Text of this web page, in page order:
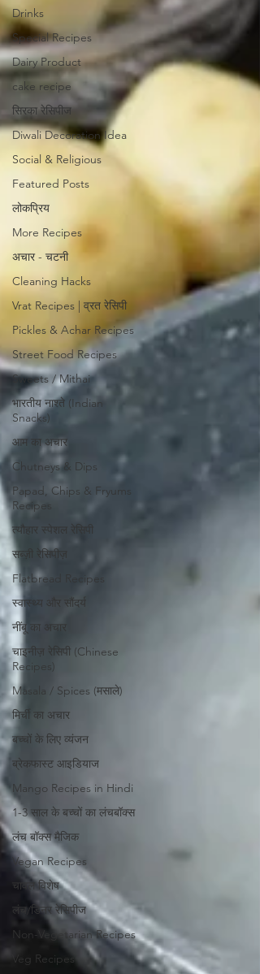
Drinks
Special Recipes
Dairy Product
cake recipe
सिरका रेसिपीज
Diwali Decoration Idea
Social & Religious
Featured Posts
लोकप्रिय
More Recipes
अचार - चटनी
Cleaning Hacks
Vrat Recipes | व्रत रेसिपी
Pickles & Achar Recipes
Street Food Recipes
Sweets / Mithai
भारतीय नाश्ते (Indian
Snacks)
आम का अचार
Chutneys & Dips
Papad, Chips & Fryums
Recipes
त्यौहार स्पेशल रेसिपी
सब्ज़ी रेसिपीज़
Flatbread Recipes
स्वास्थ्य और सौंदर्य
नींबू का अचार
चाइनीज़ रेसिपी (Chinese
Recipes)
Masala / Spices (मसाले)
मिर्ची का अचार
बच्चों के लिए व्यंजन
ब्रेकफास्ट आइडियाज
Mango Recipes in Hindi
1-3 साल के बच्चों का लंचबॉक्स
लंच बॉक्स मैजिक
Vegan Recipes
चावल विशेष
लंच/डिनर रेसिपीज
Non-Vegetarian Recipes
Veg Recipes